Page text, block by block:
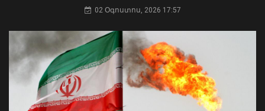
Ռուստամ Բաքոյանը հանդիպել է ՀՀ-
02 Օգոստոս, 2026 17:57